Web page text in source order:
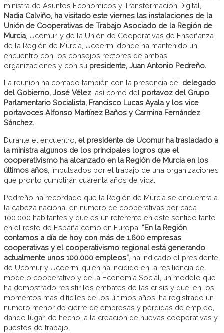
ministra de Asuntos Económicos y Transformación Digital,
Nadia Calviño, ha visitado este viernes las instalaciones de la
Unión de Cooperativas de Trabajo Asociado de la Región de
Murcia , Ucomur, y de la Unión de Cooperativas de Enseñanza
de la Región de Murcia, Ucoerm, donde ha mantenido un
encuentro con los consejos rectores de ambas
organizaciones y con su presidente, Juan Antonio Pedreño.
La reunión ha contado también con la presencia del delegado
del Gobierno, José Vélez, así como del portavoz del Grupo
Parlamentario Socialista, Francisco Lucas Ayala y los vice
portavoces Alfonso Martínez Baños y Carmina Fernández
Sánchez.
Durante el encuentro, el presidente de Ucomur ha trasladado a
la ministra algunos de los principales logros que el
cooperativismo ha alcanzado en la Región de Murcia en los
últimos años , impulsados por el trabajo de una organizaciones
que pronto cumplirán cuarenta años de vida.
Pedreño ha recordado que la Región de Murcia se encuentra a
la cabeza nacional en número de cooperativas por cada
100.000 habitantes y que es un referente en este sentido tanto
en el resto de España como en Europa. “En la Región
contamos a día de hoy con más de 1.600 empresas
cooperativas y el cooperativismo regional está generando
actualmente unos 100.000 empleos” , ha indicado el presidente
de Ucomur y Ucoerm, quien ha incidido en la resiliencia del
modelo cooperativo y de la Economía Social, un modelo que
ha demostrado resistir los embates de las crisis y que, en los
momentos más difíciles de los últimos años, ha registrado un
numero menor de cierre de empresas y pérdidas de empleo,
dando lugar, de hecho, a la creación de nuevas cooperativas y
puestos de trabajo.